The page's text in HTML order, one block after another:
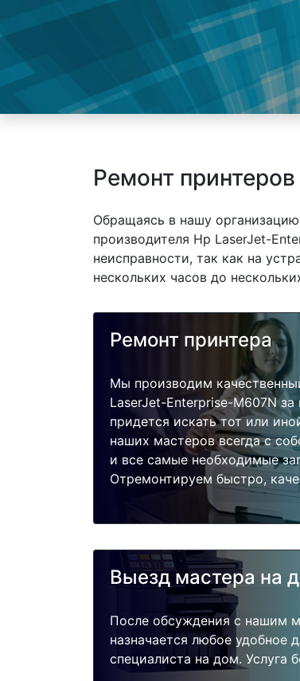
Ремонт
Обращаясь в нашу
производителя Hp LaserJet-
неисправности, так как на
нескольких часов до
Ремонт принтера
Мы производим
LaserJet-Enterprise-M607N
придется искать тот или
наших мастеров всегда с
и все самые необходимые
Отремонтируем быстро,
Выезд мастера на
После обсуждения с нашим
назначается любое удобное
специалиста на дом. Услуга